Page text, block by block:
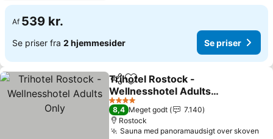
Af 539 kr.
Se priser fra 2 hjemmesider Se priser
Del Føj til favoritter
Trihotel Rostock -
Wellnesshotel Adults
Only
4 Stjerner
8,4 Meget godt
7.140
Rostock
Sauna med panoramaudsigt over skoven